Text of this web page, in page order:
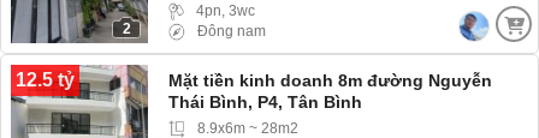
2
4pn, 3wc
Đông nam
12.5 tỷ
Mặt tiền kinh doanh 8m đường Nguyễn
Thái Bình, P4, Tân Bình
8.9x6m ~ 28m2